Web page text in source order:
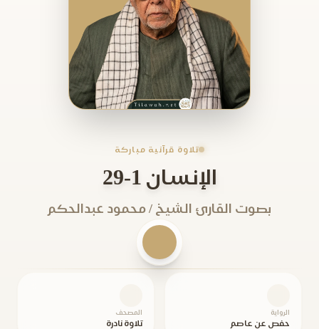
تلاوة قرآنية مباركة
الإنسان 1-29
بصوت القارئ الشيخ / محمود عبدالحكم
الرواية
حفص عن عاصم
المصحف
تلاوة نادرة